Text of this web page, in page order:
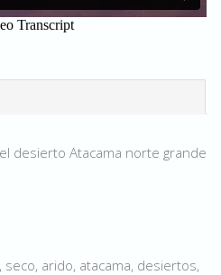
desierto Atacama norte grande
arido, atacama, desiertos,